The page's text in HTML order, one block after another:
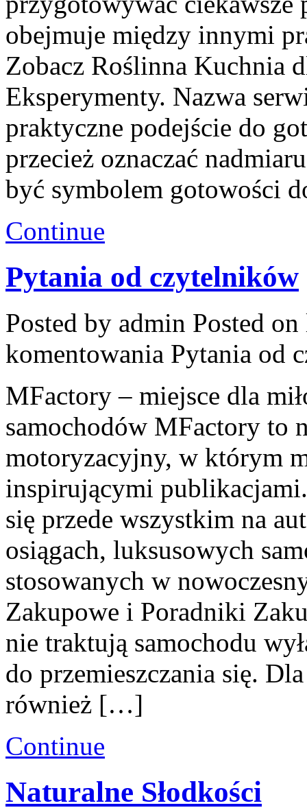
obejmuje między innymi
Zobacz Roślinna Kuchnia
Eksperymenty. Nazwa
praktyczne podejście do
przecież oznaczać
być symbolem gotowości
Continue
Pytania od czytelników
Posted by admin Posted
komentowania Pytania od
MFactory – miejsce dla
samochodów MFactory to
motoryzacyjny, w którym
inspirującymi
się przede wszystkim na
osiągach, luksusowych
stosowanych w
Zakupowe i Poradniki
nie traktują samochodu
do przemieszczania się.
również […]
Continue
Naturalne Słodkości